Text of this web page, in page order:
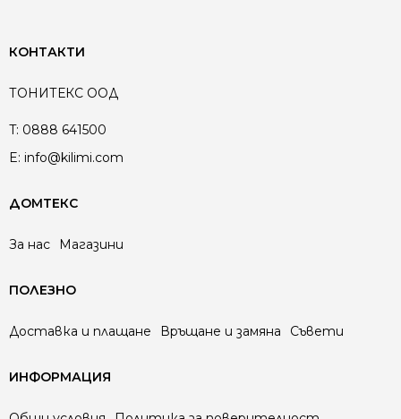
КОНТАКТИ
ТОНИТЕКС ООД
T: 0888 641500
E: info@kilimi.com
ДОМТЕКС
За нас Магазини
ПОЛЕЗНО
Доставка и плащане Връщане и замяна Съвети
ИНФОРМАЦИЯ